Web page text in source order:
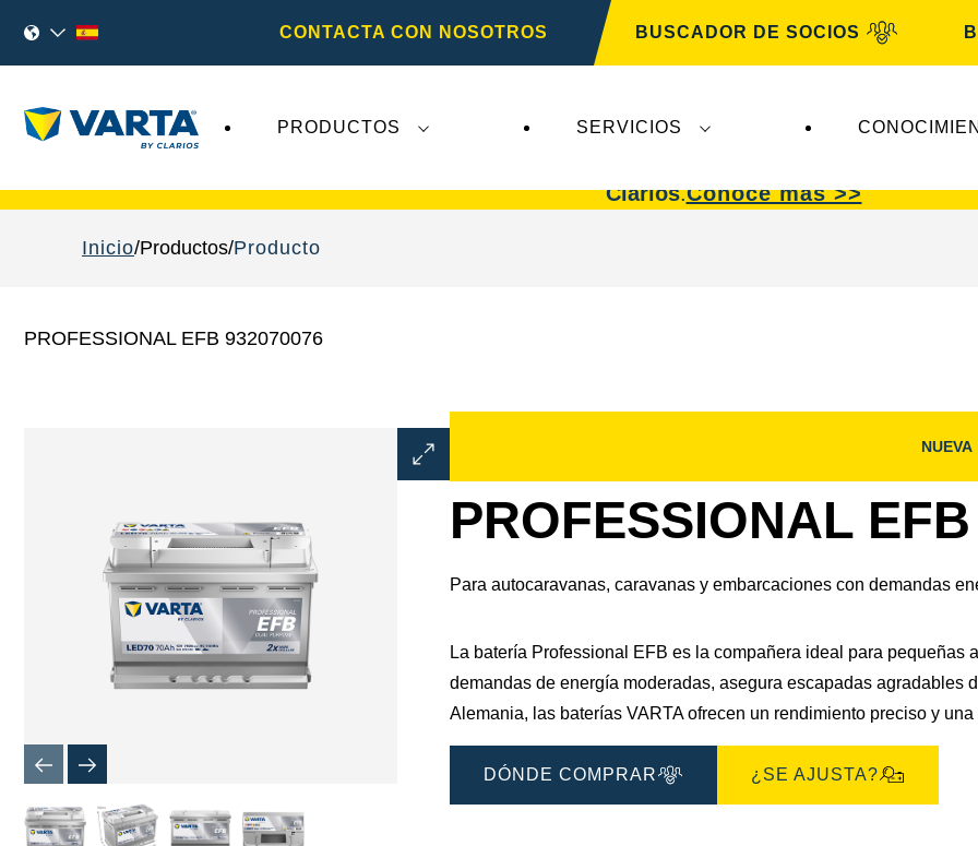
CONTACTA CON NOSOTROS BUSCADOR DE SOCIOS
PRODUCTOS SERVICIOS
Clarios.Conoce más >>
Inicio Productos Producto
PROFESSIONAL EFB 932070076
Abrir
diálogo
imagen
imagen
NUEVA
PROFESSIONAL
Para autocaravanas, caravanas y embarcaciones con demandas
La batería Professional EFB es la compañera ideal para
demandas de energía moderadas, asegura escapadas agradables
Alemania, las baterías VARTA ofrecen un rendimiento preciso y
DÓNDE COMPRAR ¿SE AJUSTA?